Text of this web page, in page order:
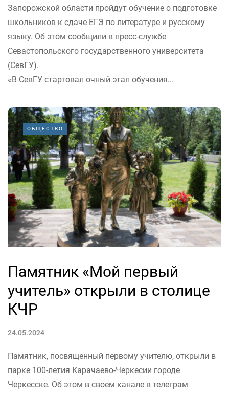
Запорожской области пройдут обучение о подготовке
школьников к сдаче ЕГЭ по литературе и русскому
языку. Об этом сообщили в пресс-службе
Севастопольского государственного университета
(СевГУ).
«В СевГУ стартовал очный этап обучения...
ОБЩЕСТВО
Памятник «Мой первый
учитель» открыли в столице
КЧР
24.05.2024
Памятник, посвященный первому учителю, открыли в
парке 100-летия Карачаево-Черкесии городе
Черкесске. Об этом в своем канале в телеграм